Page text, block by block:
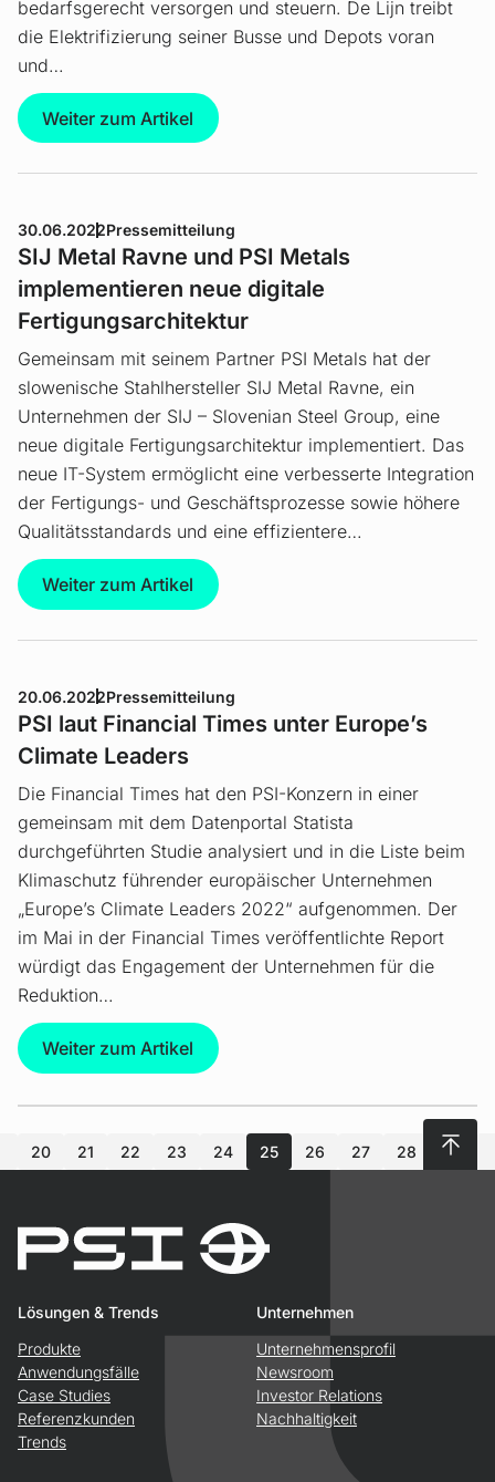
bedarfsgerecht versorgen und steuern. De Lijn treibt
die Elektrifizierung seiner Busse und Depots voran
und…
Weiter zum Artikel
30.06.2022Pressemitteilung
SIJ Metal Ravne und PSI Metals
implementieren neue digitale
Fertigungsarchitektur
Gemeinsam mit seinem Partner PSI Metals hat der
slowenische Stahlhersteller SIJ Metal Ravne, ein
Unternehmen der SIJ – Slovenian Steel Group, eine
neue digitale Fertigungsarchitektur implementiert. Das
neue IT-System ermöglicht eine verbesserte Integration
der Fertigungs- und Geschäftsprozesse sowie höhere
Qualitätsstandards und eine effizientere…
Weiter zum Artikel
20.06.2022Pressemitteilung
PSI laut Financial Times unter Europe’s
Climate Leaders
Die Financial Times hat den PSI-Konzern in einer
gemeinsam mit dem Datenportal Statista
durchgeführten Studie analysiert und in die Liste beim
Klimaschutz führender europäischer Unternehmen
„Europe’s Climate Leaders 2022“ aufgenommen. Der
im Mai in der Financial Times veröffentlichte Report
würdigt das Engagement der Unternehmen für die
Reduktion…
Weiter zum Artikel
20 21 22 23 24 25 26 27 28 29
Lösungen & Trends
Produkte
Anwendungsfälle
Case Studies
Referenzkunden
Trends
Unternehmen
Unternehmensprofil
Newsroom
Investor Relations
Nachhaltigkeit
Nach